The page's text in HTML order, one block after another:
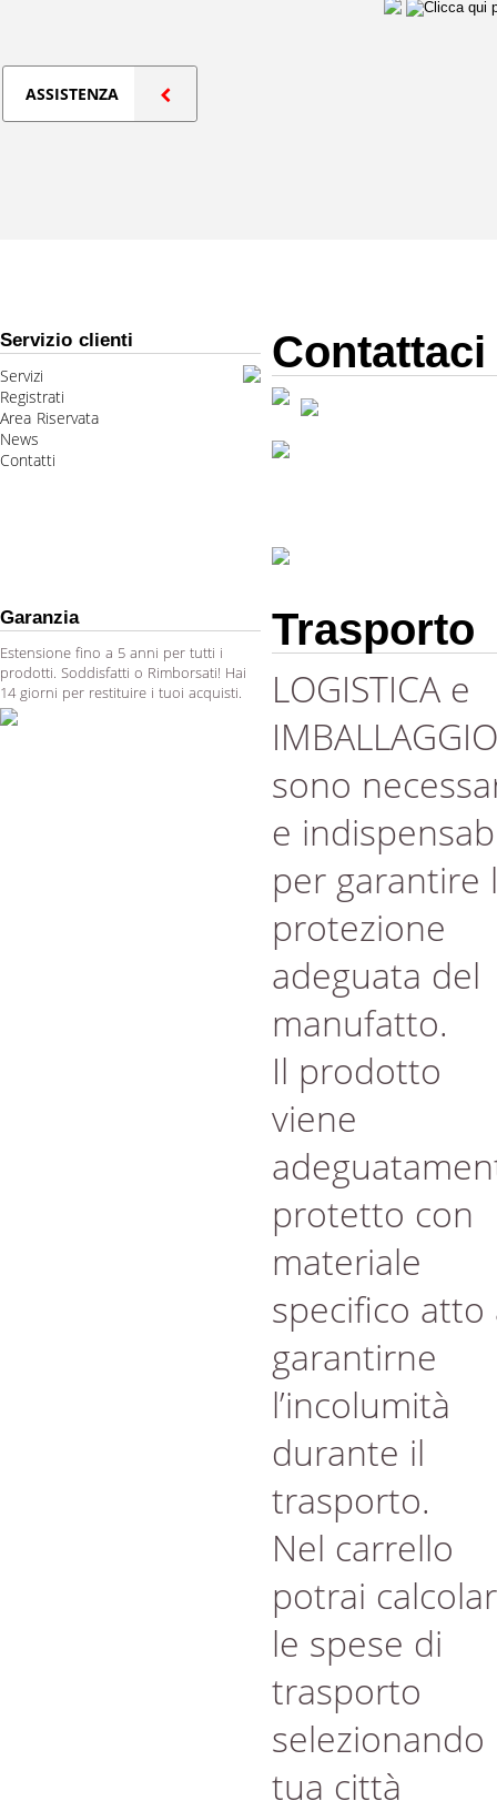
ASSISTENZA
Servizio clienti
Servizi
Registrati
Area Riservata
News
Contatti
Contattaci
Garanzia
Estensione fino a 5 anni per tutti i
prodotti. Soddisfatti o Rimborsati! Hai
14 giorni per restituire i tuoi acquisti.
Trasporto
LOGISTICA e
IMBALLAGGIO
sono
e
per garantire
protezione
adeguata del
manufatto.
Il prodotto
viene
protetto con
materiale
specifico atto
garantirne
l’incolumità
durante il
trasporto.
Nel carrello
potrai
le spese di
trasporto
selezionando
tua città